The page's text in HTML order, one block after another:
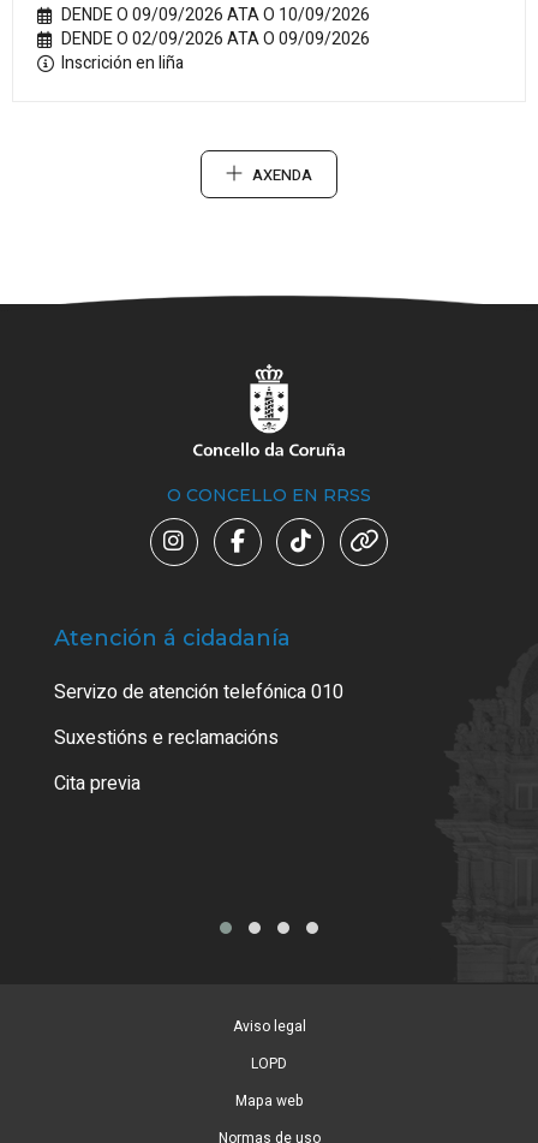
DENDE O 09/09/2026 ATA O 10/09/2026
DENDE O 02/09/2026 ATA O 09/09/2026
Inscrición en liña
AXENDA
O CONCELLO EN RRSS
Atención á cidadanía
Servizo de atención telefónica 010
Suxestións e reclamacións
Cita previa
Aviso legal
LOPD
Mapa web
Normas de uso